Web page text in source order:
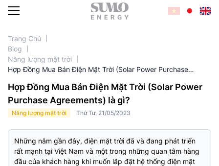
DỊCH VỤ
Trang Chủ
Blog
Năng lượng mặt trời
Hợp Đồng Mua Bán Điện Mặt Trời (Solar Power Purchase
Hợp Đồng Mua Bán Điện Mặt Trời (Solar Power
Purchase Agreements) là gì?
Năng lượng mặt trời Thứ Tư, 21/05/2023
Những năm gần đây, điện mặt trời đã và đang phát triển
rất mạnh tại Việt Nam và một trong những quan tâm hàng
đầu của khách hàng khi muốn lắp đặt hệ thống điện mặt